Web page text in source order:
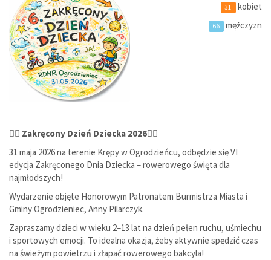
31 kobiet
66 mężczyzn
🚴‍♂️ Zakręcony Dzień Dziecka 2026🚴‍♀️
31 maja 2026 na terenie Krępy w Ogrodzieńcu, odbędzie się VI
edycja Zakręconego Dnia Dziecka – rowerowego święta dla
najmłodszych!
Wydarzenie objęte Honorowym Patronatem Burmistrza Miasta i
Gminy Ogrodzieniec, Anny Pilarczyk.
Zapraszamy dzieci w wieku 2–13 lat na dzień pełen ruchu, uśmiechu
i sportowych emocji. To idealna okazja, żeby aktywnie spędzić czas
na świeżym powietrzu i złapać rowerowego bakcyla!